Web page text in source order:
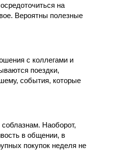
на
Вероятны полезные
с коллегами и
поездки,
события, которые
Наоборот,
в общении, в
покупок неделя не